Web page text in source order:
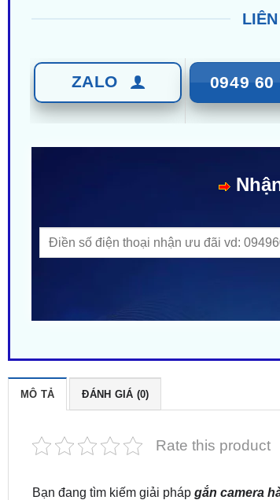
ZALO 0949 60
MÔ TẢ ĐÁNH GIÁ (0)
Rate this product
Bạn đang tìm kiếm giải pháp gắn camera